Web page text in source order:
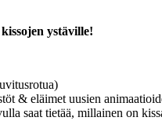
ystäville!
& eläimet uusien
saat tietää, millainen on